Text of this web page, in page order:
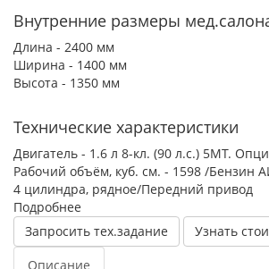
Внутренние размеры
Длина - 2400 мм
Ширина - 1400 мм
Высота - 1350 мм
Технические характеристики
Двигатель - 1.6 л 8-кл. (90 л.с.) 5МТ.
Рабочий объём, куб. см. - 1598 /Бензин
4 цилиндра, рядное/Передний привод
Подробнее
Запросить тех.задание
Узнать
Описание